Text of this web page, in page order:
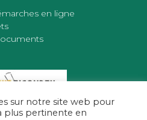
en ligne
sur notre site web pour
plus pertinente en